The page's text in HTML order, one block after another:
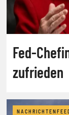
Fed-
zufrieden